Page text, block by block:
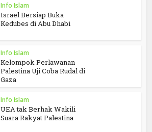
Info Islam
Israel Bersiap Buka
Kedubes di Abu Dhabi
Info Islam
Kelompok Perlawanan
Palestina Uji Coba Rudal di
Gaza
Info Islam
UEA tak Berhak Wakili
Suara Rakyat Palestina